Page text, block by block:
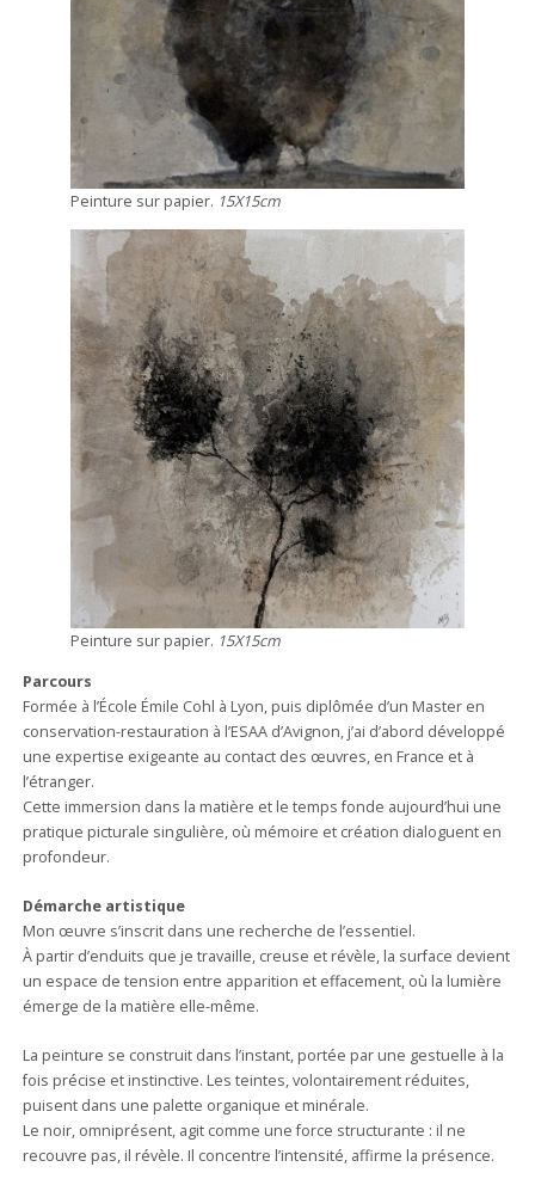
Peinture sur papier. 15X15cm
Peinture sur papier. 15X15cm
Parcours
Formée à l’École Émile Cohl à Lyon, puis diplômée d’un Master en
conservation-restauration à l’ESAA d’Avignon, j’ai d’abord développé
une expertise exigeante au contact des œuvres, en France et à
l’étranger.
Cette immersion dans la matière et le temps fonde aujourd’hui une
pratique picturale singulière, où mémoire et création dialoguent en
profondeur.
Démarche artistique
Mon œuvre s’inscrit dans une recherche de l’essentiel.
À partir d’enduits que je travaille, creuse et révèle, la surface devient
un espace de tension entre apparition et effacement, où la lumière
émerge de la matière elle-même.
La peinture se construit dans l’instant, portée par une gestuelle à la
fois précise et instinctive. Les teintes, volontairement réduites,
puisent dans une palette organique et minérale.
Le noir, omniprésent, agit comme une force structurante : il ne
recouvre pas, il révèle. Il concentre l’intensité, affirme la présence.